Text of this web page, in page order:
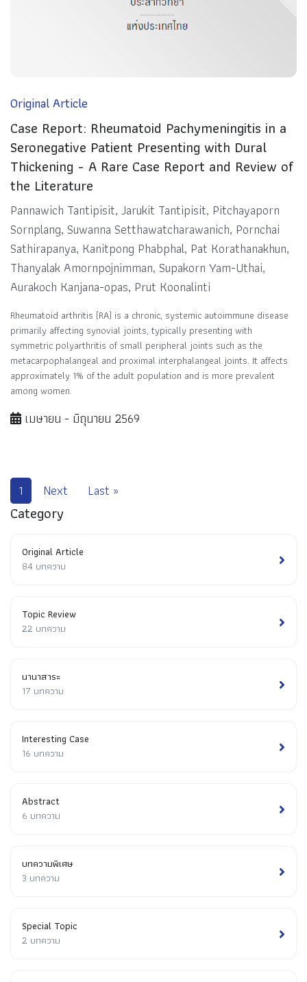
Original Article
Case Report: Rheumatoid Pachymeningitis in a
Seronegative Patient Presenting with Dural
Thickening - A Rare Case Report and Review of
the Literature
Pannawich Tantipisit, Jarukit Tantipisit, Pitchayaporn
Sornplang, Suwanna Setthawatcharawanich, Pornchai
Sathirapanya, Kanitpong Phabphal, Pat Korathanakhun,
Thanyalak Amornpojnimman, Supakorn Yam-Uthai,
Aurakoch Kanjana-opas, Prut Koonalinti
Rheumatoid arthritis (RA) is a chronic, systemic autoimmune disease
primarily affecting synovial joints, typically presenting with
symmetric polyarthritis of small peripheral joints such as the
metacarpophalangeal and proximal interphalangeal joints. It affects
approximately 1% of the adult population and is more prevalent
among women.
เมษายน - มิถุนายน 2569
1 Next Last »
Category
Original Article
84 บทความ
Topic Review
22 บทความ
นานาสาระ
17 บทความ
Interesting Case
16 บทความ
Abstract
6 บทความ
บทความพิเศษ
3 บทความ
Special Topic
2 บทความ